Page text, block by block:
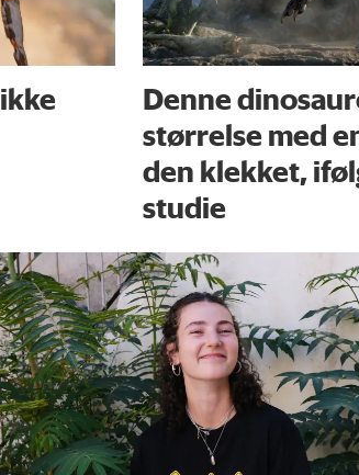
Denne
størrelse med
den klekket,
studie